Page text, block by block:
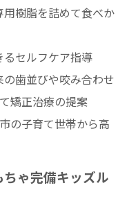
樹脂を詰めて食べか
セルフケア指導
の歯並びや咬み合わせ
矯正治療の提案
の子育て世帯から高
ゃ完備キッズル